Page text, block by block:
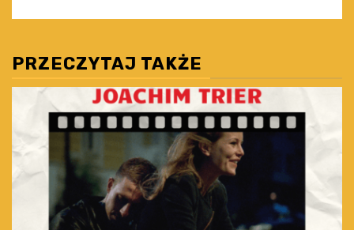
PRZECZYTAJ TAKŻE